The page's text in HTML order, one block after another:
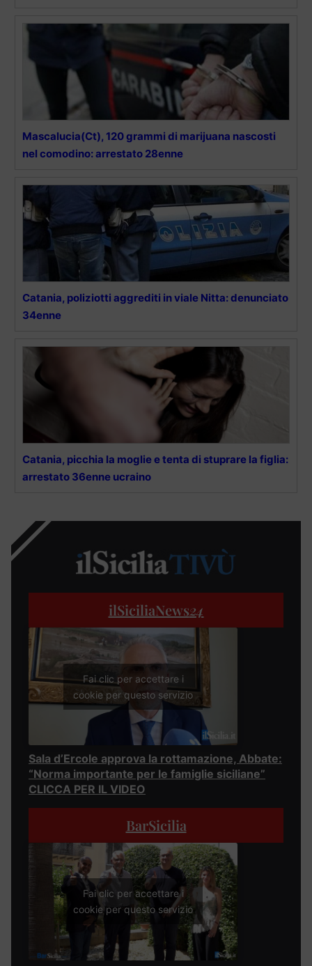
Mascalucia(Ct), 120 grammi di marijuana nascosti
nel comodino: arrestato 28enne
Catania, poliziotti aggrediti in viale Nitta: denunciato
34enne
Catania, picchia la moglie e tenta di stuprare la figlia:
arrestato 36enne ucraino
ilSiciliaNews24
Fai clic per accettare i
cookie per questo servizio
Sala d’Ercole approva la rottamazione, Abbate:
“Norma importante per le famiglie siciliane”
CLICCA PER IL VIDEO
BarSicilia
Fai clic per accettare i
cookie per questo servizio